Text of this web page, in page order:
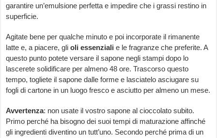
garantire un’emulsione perfetta e impedire che i grassi restino in
superficie.
Agitate bene per qualche minuto e poi incorporate il rimanente
latte e, a piacere, glioli essenziali e le fragranze che preferite. A
questo punto potete versare il sapone negli stampi dopo lo
lascerete solidificare per almeno 48 ore. Trascorso questo
tempo, togliete il sapone dalle forme e lasciatelo asciugare su
fogli di cartone in un luogo fresco e asciutto per almeno un mese.
Avvertenza: non usate il vostro sapone al cioccolato subito.
Primo perché ha bisogno dei suoi tempi di maturazione affinché
gli ingredienti diventino un tutt’uno. Secondo perché prima di un